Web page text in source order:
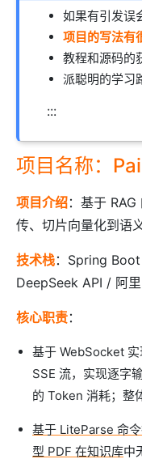
如果有引发误
项目的写法有
教程和源码的
派聪明的学习
:::
项目名称：
项目介绍：基于
传、切片向量化到语
技术栈：Spring
DeepSeek API / 阿
核心职责：
基于 WebSocket
SSE 流，实现逐字
的 Token 消耗；整
基于 LiteParse 命
型 PDF 在知识库中